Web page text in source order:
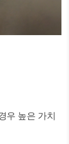
우 높은 가치